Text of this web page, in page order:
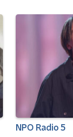
NPO Radio 5